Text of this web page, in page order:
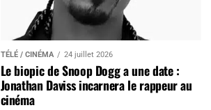
TÉLÉ / CINÉMA 24 juillet 2026
Le biopic de Snoop Dogg a une date :
Jonathan Daviss incarnera le rappeur au
cinéma